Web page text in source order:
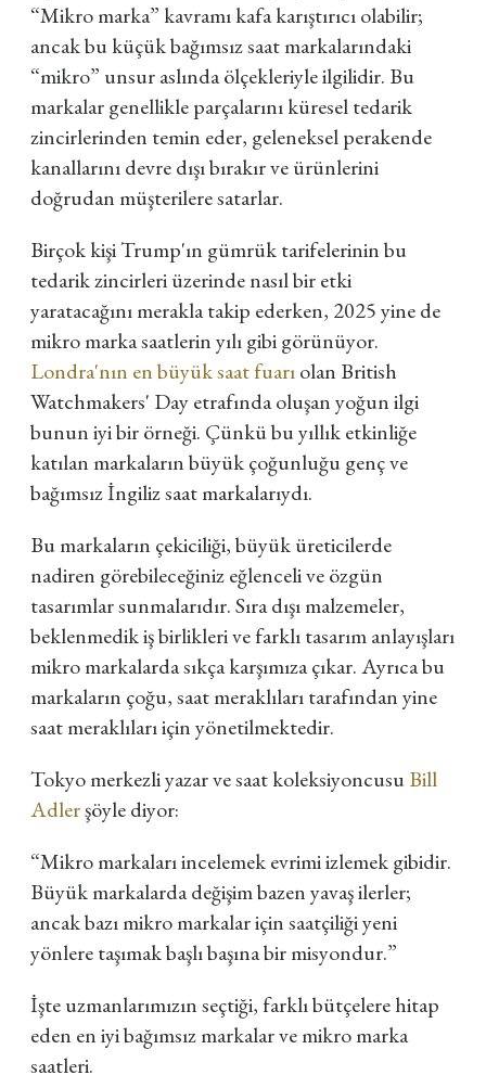
“Mikro marka” kavramı kafa karıştırıcı olabilir;
ancak bu küçük bağımsız saat markalarındaki
“mikro” unsur aslında ölçekleriyle ilgilidir. Bu
markalar genellikle parçalarını küresel tedarik
zincirlerinden temin eder, geleneksel perakende
kanallarını devre dışı bırakır ve ürünlerini
doğrudan müşterilere satarlar.
Birçok kişi Trump'ın gümrük tarifelerinin bu
tedarik zincirleri üzerinde nasıl bir etki
yaratacağını merakla takip ederken, 2025 yine de
mikro marka saatlerin yılı gibi görünüyor.
Londra'nın en büyük saat fuarıolan British
Watchmakers' Day etrafında oluşan yoğun ilgi
bunun iyi bir örneği. Çünkü bu yıllık etkinliğe
katılan markaların büyük çoğunluğu genç ve
bağımsız İngiliz saat markalarıydı.
Bu markaların çekiciliği, büyük üreticilerde
nadiren görebileceğiniz eğlenceli ve özgün
tasarımlar sunmalarıdır. Sıra dışı malzemeler,
beklenmedik iş birlikleri ve farklı tasarım anlayışları
mikro markalarda sıkça karşımıza çıkar. Ayrıca bu
markaların çoğu, saat meraklıları tarafından yine
saat meraklıları için yönetilmektedir.
Tokyo merkezli yazar ve saat koleksiyoncusuBill
Adlerşöyle diyor:
“Mikro markaları incelemek evrimi izlemek gibidir.
Büyük markalarda değişim bazen yavaş ilerler;
ancak bazı mikro markalar için saatçiliği yeni
yönlere taşımak başlı başına bir misyondur.”
İşte uzmanlarımızın seçtiği, farklı bütçelere hitap
eden en iyi bağımsız markalar ve mikro marka
saatleri.